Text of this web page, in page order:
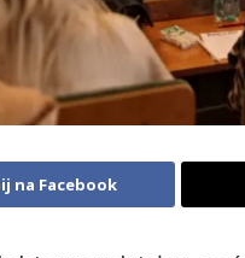
na Facebook